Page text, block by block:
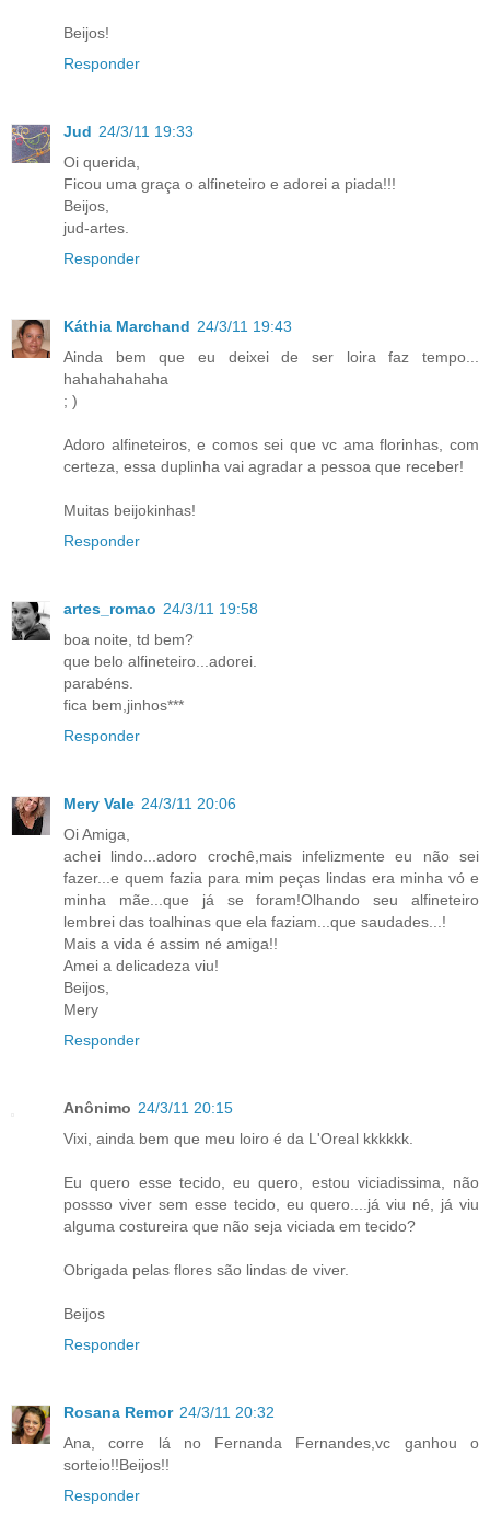
Beijos!
Responder
Jud 24/3/11 19:33
Oi querida,
Ficou uma graça o alfineteiro e adorei a piada!!!
Beijos,
jud-artes.
Responder
Káthia Marchand 24/3/11 19:43
Ainda bem que eu deixei de ser loira faz tempo...
hahahahahaha
; )
Adoro alfineteiros, e comos sei que vc ama florinhas, com
certeza, essa duplinha vai agradar a pessoa que receber!
Muitas beijokinhas!
Responder
artes_romao 24/3/11 19:58
boa noite, td bem?
que belo alfineteiro...adorei.
parabéns.
fica bem,jinhos***
Responder
Mery Vale 24/3/11 20:06
Oi Amiga,
achei lindo...adoro crochê,mais infelizmente eu não sei
fazer...e quem fazia para mim peças lindas era minha vó e
minha mãe...que já se foram!Olhando seu alfineteiro
lembrei das toalhinas que ela faziam...que saudades...!
Mais a vida é assim né amiga!!
Amei a delicadeza viu!
Beijos,
Mery
Responder
Anônimo 24/3/11 20:15
Vixi, ainda bem que meu loiro é da L'Oreal kkkkkk.
Eu quero esse tecido, eu quero, estou viciadissima, não
possso viver sem esse tecido, eu quero....já viu né, já viu
alguma costureira que não seja viciada em tecido?
Obrigada pelas flores são lindas de viver.
Beijos
Responder
Rosana Remor 24/3/11 20:32
Ana, corre lá no Fernanda Fernandes,vc ganhou o
sorteio!!Beijos!!
Responder